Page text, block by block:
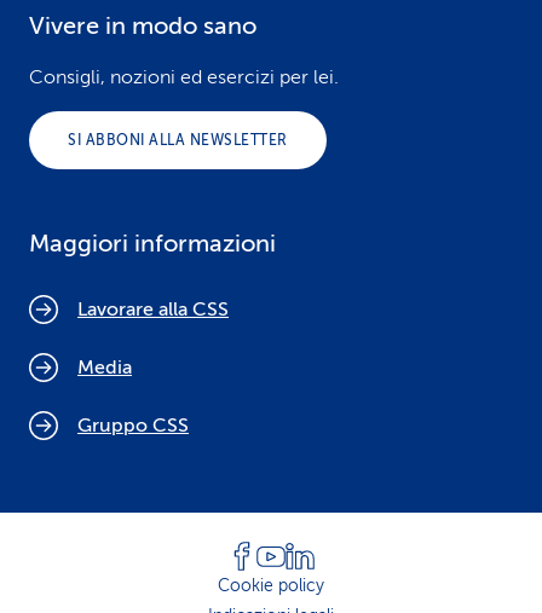
Vivere in modo sano
Consigli, nozioni ed esercizi per lei.
SI ABBONI ALLA NEWSLETTER
Maggiori informazioni
Lavorare alla CSS
Media
Gruppo CSS
Cookie policy